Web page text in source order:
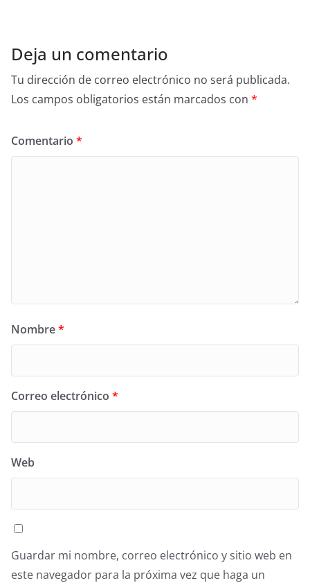
Deja un comentario
Tu dirección de correo electrónico no será publicada.
Los campos obligatorios están marcados con *
Comentario *
Nombre*
Correo electrónico *
Web
Guardar mi nombre, correo electrónico y sitio web en
este navegador para la próxima vez que haga un